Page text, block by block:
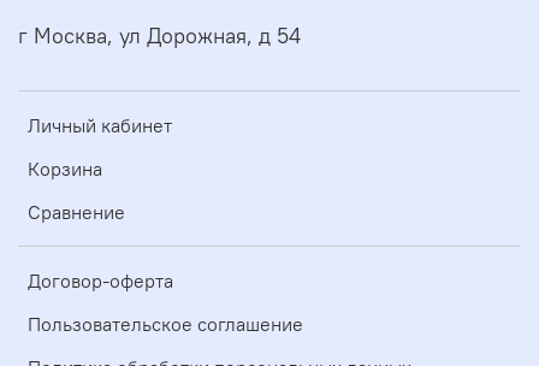
Личный кабинет
Корзина
Сравнение
Договор-оферта
Пользовательское соглашение
г Москва, ул Дорожная, д 54